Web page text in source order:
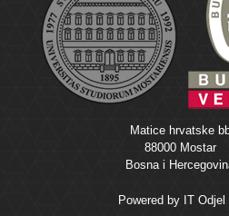
Matice hrvatske
88000 Mostar
Bosna i
Powered by IT Odjel